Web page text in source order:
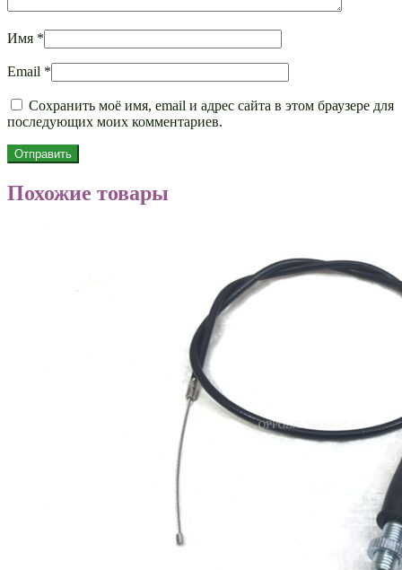
Имя *
Email *
Сохранить моё имя, email и адрес сайта в этом браузере для
последующих моих комментариев.
Похожие товары